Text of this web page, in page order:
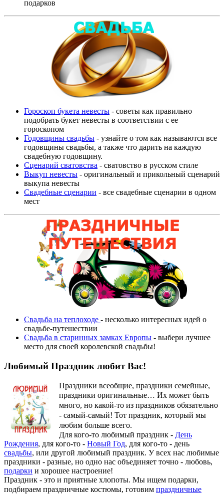
подарков
Гороскоп букета невесты - советы как правильно
подобрать букет невесты в соответствии с ее
гороскопом
Годовщины свадьбы - узнайте о том как называются все
годовщины свадьбы, а также что дарить на каждую
свадебную годовщину.
Сценарий сватовства - сватовство в русском стиле
Выкуп невесты - оригинальный и прикольный сценарий
выкупа невесты
Свадебные сценарии - все свадебные сценарии в одном
мест
Свадьба на теплоходе - несколько интересных идей о
свадьбе-путешествии
Свадьба в старинных замках Европы - выбери лучшее
место для своей королевской свадьбы!
Любимый Праздник любит Вас!
Праздники всеобщие, праздники семейные,
праздники оригинальные… Их может быть
много, но какой-то из праздников обязательно
- самый-самый! Тот праздник, который мы
любим больше всего.
Для кого-то любимый праздник - День
Рождения, для кого-то - Новый Год, для кого-то - день
свадьбы, или другой любимый праздник. У всех нас любимые
праздники - разные, но одно нас объединяет точно - любовь,
подарки и хорошее настроение!
Праздник - это и приятные хлопоты. Мы ищем подарки,
подбираем праздничные костюмы, готовим праздничные